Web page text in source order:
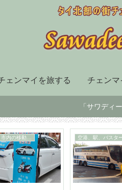
ェンマイを旅する チェン
「サワディ